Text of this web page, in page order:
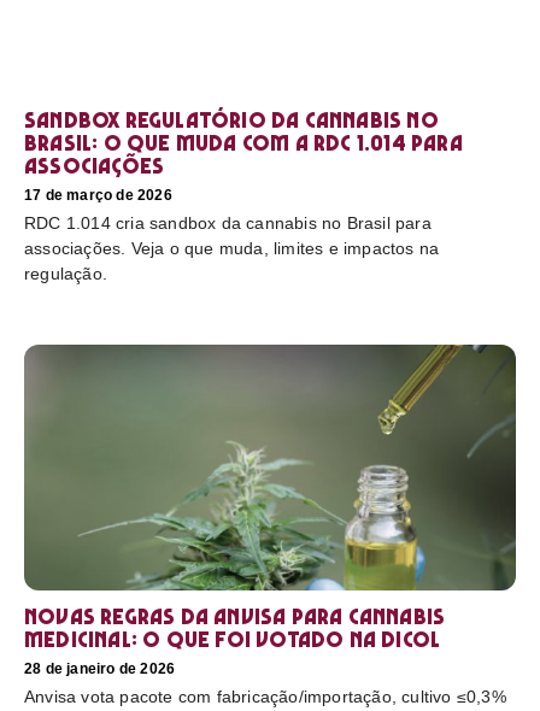
Sandbox regulatório da cannabis no
Brasil: o que muda com a RDC 1.014 para
associações
17 de março de 2026
RDC 1.014 cria sandbox da cannabis no Brasil para
associações. Veja o que muda, limites e impactos na
regulação.
Novas regras da Anvisa para cannabis
medicinal: o que foi votado na Dicol
28 de janeiro de 2026
Anvisa vota pacote com fabricação/importação, cultivo ≤0,3%